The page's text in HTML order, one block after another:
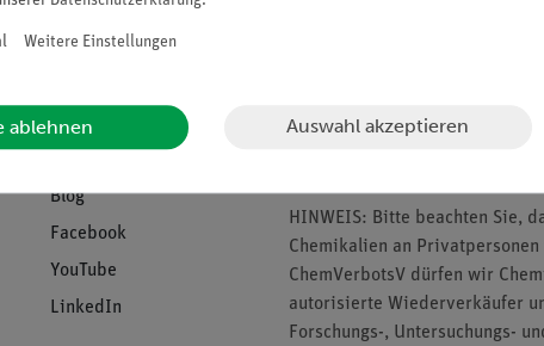
Social Media
Blog
Facebook
YouTube
LinkedIn
Unser Angebot richtet sich nur
Bildungseinrichtungen und
Vertragshändler. Kein Verkauf
nicht autorisierte
HINWEIS: Bitte beachten Sie,
Chemikalien an
ChemVerbotsV dürfen wir
autorisierte Wiederverkäufer
Forschungs-, Untersuchungs-
Weitere Einstellungen
ablehnen Auswahl akzeptieren